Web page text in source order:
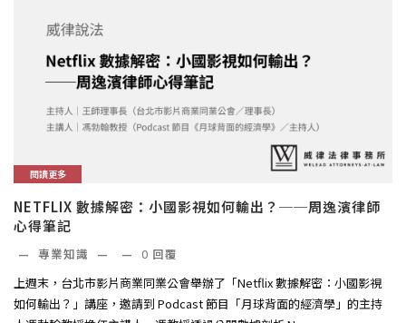
閱讀更多
NETFLIX 數據解密：小國影視如何輸出？──周逸濱律師
心得筆記
— 專業知識 — — 0 回覆
上週末，台北市影片商業同業公會舉辦了「Netflix 數據解密：小國影視
如何輸出？」講座，邀請到 Podcast 節目「月球背面的經濟學」的主持